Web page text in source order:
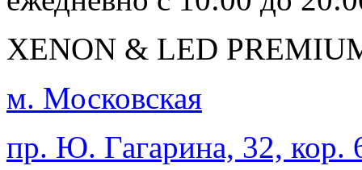
XENON & LED
м. Московская
пр. Ю. Гагарина, 32, кор.